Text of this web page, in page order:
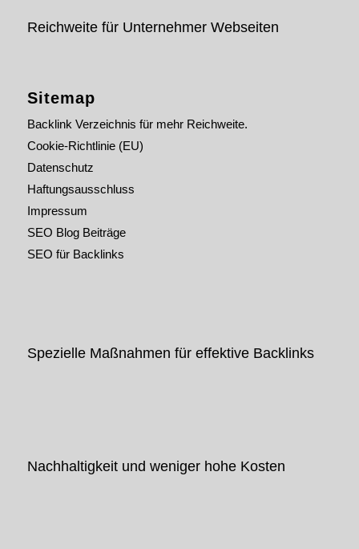
Reichweite für Unternehmer Webseiten
Sitemap
Backlink Verzeichnis für mehr Reichweite.
Cookie-Richtlinie (EU)
Datenschutz
Haftungsausschluss
Impressum
SEO Blog Beiträge
SEO für Backlinks
Spezielle Maßnahmen für effektive Backlinks
Nachhaltigkeit und weniger hohe Kosten